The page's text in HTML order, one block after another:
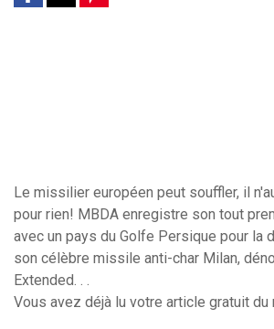
Le missilier européen peut souffler, il
pour rien! MBDA enregistre son tout
avec un pays du Golfe Persique pour la
son célèbre missile anti-char Milan,
Extended. . .
Vous avez déjà lu votre article gratuit du